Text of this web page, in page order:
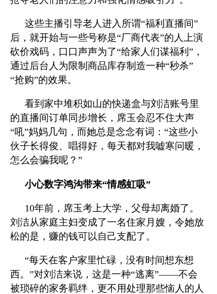
这些主播引导老人进入所谓“福利直播间”
后，就开始与一些号称是“厂商代表”的人上演
砍价戏码，口口声声为了“给家人们谋福利”，
通过后台人为限制商品库存制造一种“秒杀”
“抢购”的效果。
看到家中堆积如山的快递盒与刘洁账号里
的直播间订单同步增长，席玉会忍不住大声
“吼”妈妈几句，而她总是念念有词：“这些小
伙子长得俊、唱得好，每天都对我嘘寒问暖，
怎么会骗我呢？”
小心数字鸿沟带来“情感虹吸”
10年前，席玉考上大学，父母却离婚了。
刘洁从家庭主妇变成了一名住家月嫂，令她放
松的是，赚的钱可以自己支配了。
“每天在客户家里忙碌，没有时间想东想
西。”对刘洁来说，这是一种“逃离”——不会
被琐碎的家务羁绊，更不用处理那些恼人的人